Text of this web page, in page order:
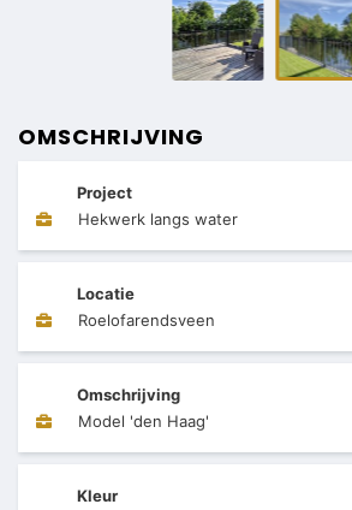
OMSCHRIJVING
Project
Hekwerk langs water
Locatie
Roelofarendsveen
Omschrijving
Model 'den Haag'
Kleur